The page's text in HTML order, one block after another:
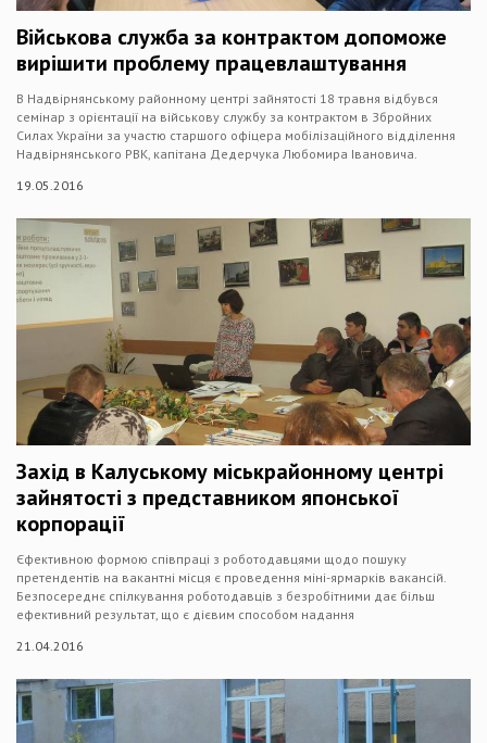
Військова служба за контрактом допоможе
вирішити проблему працевлаштування
В Надвірнянському районному центрі зайнятості 18 травня відбувся
семінар з орієнтації на військову службу за контрактом в Збройних
Силах України за участю старшого офіцера мобілізаційного відділення
Надвірнянського РВК, капітана Дедерчука Любомира Івановича.
19.05.2016
Захід в Калуському міськрайонному центрі
зайнятості з представником японської
корпорації
Єфективною формою співпраці з роботодавцями щодо пошуку
претендентів на вакантні місця є проведення міні-ярмарків вакансій.
Безпосереднє спілкування роботодавців з безробітними дає більш
ефективний результат, що є дієвим способом надання
21.04.2016